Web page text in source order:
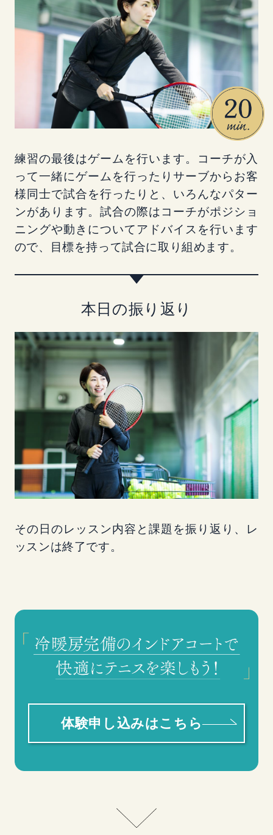
練習の最後はゲームを行います。コーチが入
って一緒にゲームを行ったりサーブからお客
様同士で試合を行ったりと、いろんなパター
ンがあります。試合の際はコーチがポジショ
ニングや動きについてアドバイスを行います
ので、目標を持って試合に取り組めます。
本日の振り返り
その日のレッスン内容と課題を振り返り、レ
ッスンは終了です。
体験申し込みはこちら